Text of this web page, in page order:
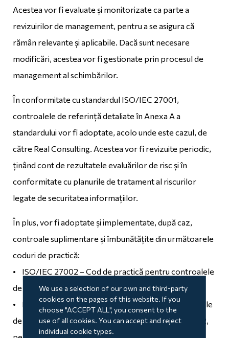
Acestea vor fi evaluate și monitorizate ca parte a
revizuirilor de management, pentru a se asigura că
rămân relevante și aplicabile. Dacă sunt necesare
modificări, acestea vor fi gestionate prin procesul de
management al schimbărilor.
În conformitate cu standardul ISO/IEC 27001,
controalele de referință detaliate în Anexa A a
standardului vor fi adoptate, acolo unde este cazul, de
către Real Consulting. Acestea vor fi revizuite periodic,
ținând cont de rezultatele evaluărilor de risc și în
conformitate cu planurile de tratament al riscurilor
legate de securitatea informațiilor.
În plus, vor fi adoptate și implementate, după caz,
controale suplimentare și îmbunătățite din următoarele
coduri de practică:
• ISO/IEC 27002 – Cod de practică pentru controalele
de securitate a informațiilor
• ISO/IEC 27017 – Cod de practică pentru controalele
de securitate a informațiilor, bazat pe ISO/IEC 27002,
We use a selection of our own and third-party
cookies on the pages of this website. If you
choose "ACCEPT ALL", you consent to the
use of all cookies. You can accept and reject
individual cookie types.